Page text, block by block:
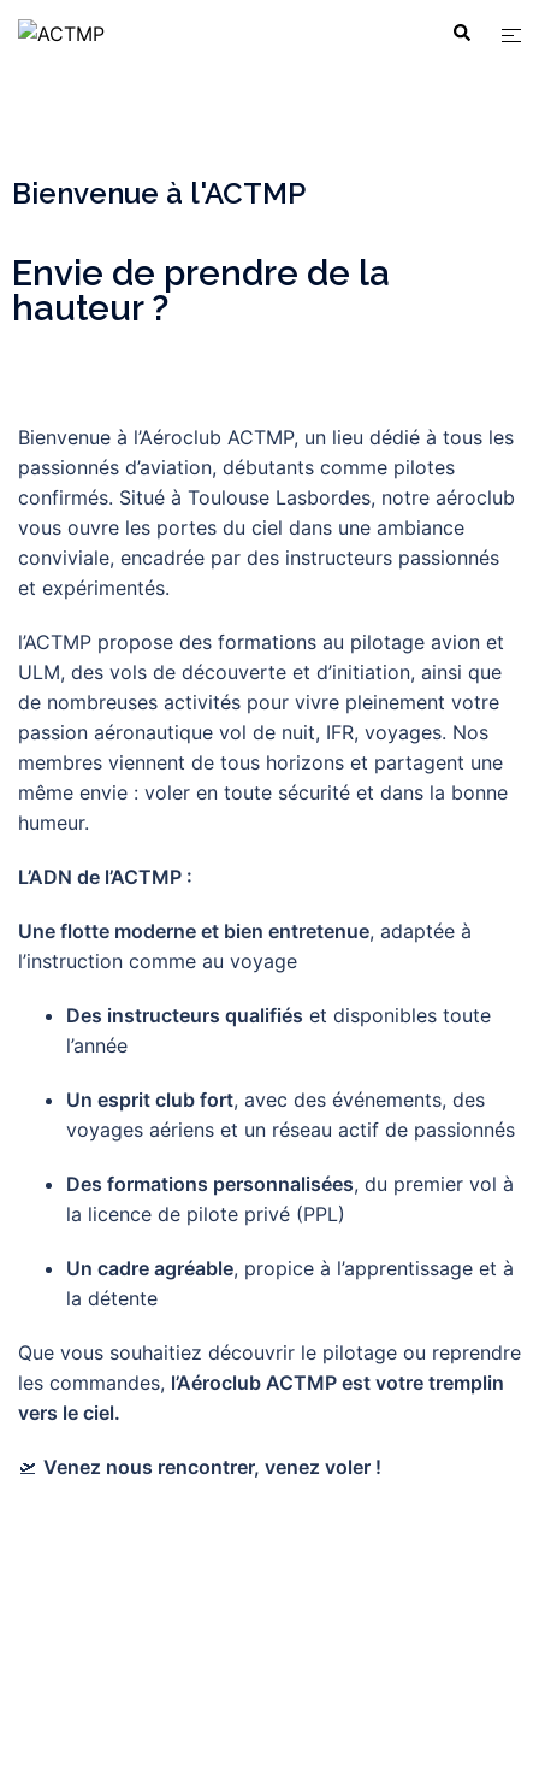
Bienvenue à l'ACTMP
Envie de prendre de la
hauteur ?
Bienvenue à l’Aéroclub ACTMP, un lieu dédié à tous les
passionnés d’aviation, débutants comme pilotes
confirmés. Situé à Toulouse Lasbordes, notre aéroclub
vous ouvre les portes du ciel dans une ambiance
conviviale, encadrée par des instructeurs passionnés
et expérimentés.
l’ACTMP propose des formations au pilotage avion et
ULM, des vols de découverte et d’initiation, ainsi que
de nombreuses activités pour vivre pleinement votre
passion aéronautique vol de nuit, IFR, voyages. Nos
membres viennent de tous horizons et partagent une
même envie : voler en toute sécurité et dans la bonne
humeur.
L’ADN de l’ACTMP :
Une flotte moderne et bien entretenue, adaptée à
l’instruction comme au voyage
Des instructeurs qualifiés et disponibles toute
l’année
Un esprit club fort, avec des événements, des
voyages aériens et un réseau actif de passionnés
Des formations personnalisées, du premier vol à
la licence de pilote privé (PPL)
Un cadre agréable, propice à l’apprentissage et à
la détente
Que vous souhaitiez découvrir le pilotage ou reprendre
les commandes, l’Aéroclub ACTMP est votre tremplin
vers le ciel.
🛫 Venez nous rencontrer, venez voler !